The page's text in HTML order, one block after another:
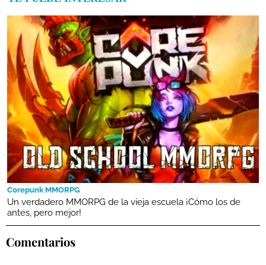
Corepunk MMORPG
Un verdadero MMORPG de la vieja escuela ¡Cómo los de
antes, pero mejor!
Comentarios